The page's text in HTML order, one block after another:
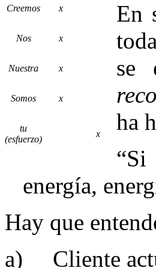
Creemos x
Nos x
Nuestra x
Somos x
tu
(esfuerzo)
x
En
se
ha
energía,
Hay que
a) Cliente